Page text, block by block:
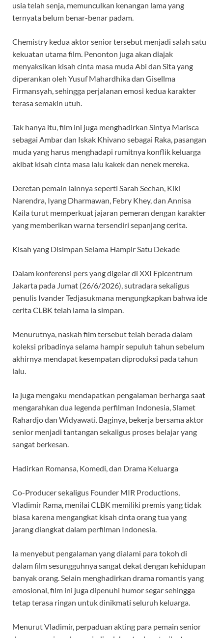
usia telah senja, memunculkan kenangan lama yang
ternyata belum benar-benar padam.
Chemistry kedua aktor senior tersebut menjadi salah satu
kekuatan utama film. Penonton juga akan diajak
menyaksikan kisah cinta masa muda Abi dan Sita yang
diperankan oleh Yusuf Mahardhika dan Gisellma
Firmansyah, sehingga perjalanan emosi kedua karakter
terasa semakin utuh.
Tak hanya itu, film ini juga menghadirkan Sintya Marisca
sebagai Ambar dan Iskak Khivano sebagai Raka, pasangan
muda yang harus menghadapi rumitnya konflik keluarga
akibat kisah cinta masa lalu kakek dan nenek mereka.
Deretan pemain lainnya seperti Sarah Sechan, Kiki
Narendra, Iyang Dharmawan, Febry Khey, dan Annisa
Kaila turut memperkuat jajaran pemeran dengan karakter
yang memberikan warna tersendiri sepanjang cerita.
Kisah yang Disimpan Selama Hampir Satu Dekade
Dalam konferensi pers yang digelar di XXI Epicentrum
Jakarta pada Jumat (26/6/2026), sutradara sekaligus
penulis Ivander Tedjasukmana mengungkapkan bahwa ide
cerita CLBK telah lama ia simpan.
Menurutnya, naskah film tersebut telah berada dalam
koleksi pribadinya selama hampir sepuluh tahun sebelum
akhirnya mendapat kesempatan diproduksi pada tahun
lalu.
Ia juga mengaku mendapatkan pengalaman berharga saat
mengarahkan dua legenda perfilman Indonesia, Slamet
Rahardjo dan Widyawati. Baginya, bekerja bersama aktor
senior menjadi tantangan sekaligus proses belajar yang
sangat berkesan.
Hadirkan Romansa, Komedi, dan Drama Keluarga
Co-Producer sekaligus Founder MIR Productions,
Vladimir Rama, menilai CLBK memiliki premis yang tidak
biasa karena mengangkat kisah cinta orang tua yang
jarang diangkat dalam perfilman Indonesia.
Ia menyebut pengalaman yang dialami para tokoh di
dalam film sesungguhnya sangat dekat dengan kehidupan
banyak orang. Selain menghadirkan drama romantis yang
emosional, film ini juga dipenuhi humor segar sehingga
tetap terasa ringan untuk dinikmati seluruh keluarga.
Menurut Vladimir, perpaduan akting para pemain senior